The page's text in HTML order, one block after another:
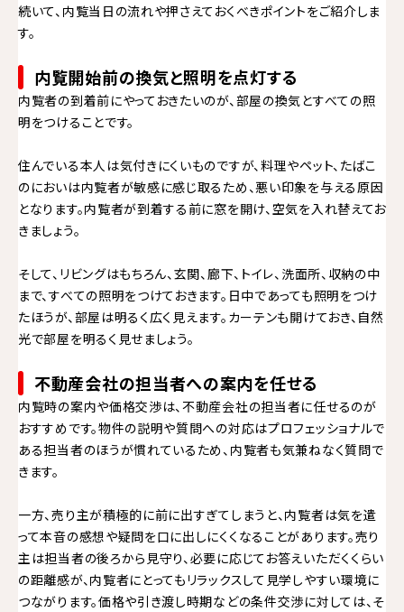
続いて、内覧当日の流れや押さえておくべきポイントをご紹介しま
す。
内覧開始前の換気と照明を点灯する
内覧者の到着前にやっておきたいのが、部屋の換気とすべての照
明をつけることです。
住んでいる本人は気付きにくいものですが、料理やペット、たばこ
のにおいは内覧者が敏感に感じ取るため、悪い印象を与える原因
となります。内覧者が到着する前に窓を開け、空気を入れ替えてお
きましょう。
そして、リビングはもちろん、玄関、廊下、トイレ、洗面所、収納の中
まで、すべての照明をつけておきます。日中であっても照明をつけ
たほうが、部屋は明るく広く見えます。カーテンも開けておき、自然
光で部屋を明るく見せましょう。
不動産会社の担当者への案内を任せる
内覧時の案内や価格交渉は、不動産会社の担当者に任せるのが
おすすめです。物件の説明や質問への対応はプロフェッショナルで
ある担当者のほうが慣れているため、内覧者も気兼ねなく質問で
きます。
一方、売り主が積極的に前に出すぎてしまうと、内覧者は気を遣
って本音の感想や疑問を口に出しにくくなることがあります。売り
主は担当者の後ろから見守り、必要に応じてお答えいただくくらい
の距離感が、内覧者にとってもリラックスして見学しやすい環境に
つながります。価格や引き渡し時期などの条件交渉に対しては、そ